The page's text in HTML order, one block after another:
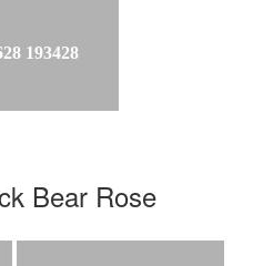
193428
Bear Rose